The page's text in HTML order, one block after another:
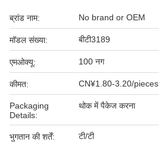
ब्रांड नाम: No brand or OEM
मॉडल संख्या: बीटी3189
एमओक्यू: 100 नग
कीमत: CN¥1.80-3.20/pieces
Packaging
Details:
थोक में पैकेज करना
भुगतान की शर्तें: टी/टी